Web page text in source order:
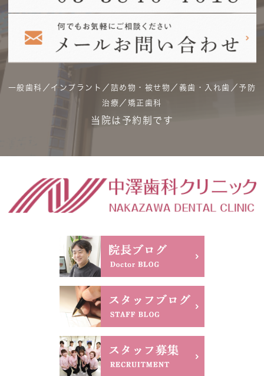
一般歯科／インプラント／詰め物・被せ物／義歯・入れ歯／予防
治療／矯正歯科
当院は予約制です